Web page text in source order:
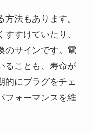
法もあります。
すけていたり、
のサインです。電
ることも、寿命が
的にプラグをチェ
フォーマンスを維